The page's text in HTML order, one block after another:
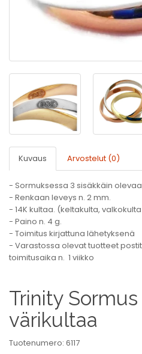
Kuvaus Arvostelut (0)
- Sormuksessa 3 sisäkkäin
- Renkaan leveys n. 2 mm.
- 14K kultaa. (keltakulta,
- Paino n. 4 g.
- Toimitus kirjattuna lähetyksenä
- Varastossa olevat tuotteet
toimitusaika n. 1 viikko
Trinity Sormus
värikultaa
Tuotenumero: 6117